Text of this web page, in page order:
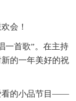
会！
一首歌”。在主持
的一年美好的祝
看的小品节目——